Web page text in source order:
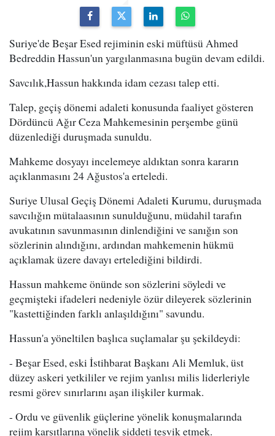
Suriye'de Beşar Esed rejiminin eski müftüsü Ahmed
Bedreddin Hassun'un yargılanmasına bugün devam edildi.
Savcılık,Hassun hakkında idam cezası talep etti.
Talep, geçiş dönemi adaleti konusunda faaliyet gösteren
Dördüncü Ağır Ceza Mahkemesinin perşembe günü
düzenlediği duruşmada sunuldu.
Mahkeme dosyayı incelemeye aldıktan sonra kararın
açıklanmasını 24 Ağustos'a erteledi.
Suriye Ulusal Geçiş Dönemi Adaleti Kurumu, duruşmada
savcılığın mütalaasının sunulduğunu, müdahil tarafın
avukatının savunmasının dinlendiğini ve sanığın son
sözlerinin alındığını, ardından mahkemenin hükmü
açıklamak üzere davayı ertelediğini bildirdi.
Hassun mahkeme önünde son sözlerini söyledi ve
geçmişteki ifadeleri nedeniyle özür dileyerek sözlerinin
"kastettiğinden farklı anlaşıldığını" savundu.
Hassun'a yöneltilen başlıca suçlamalar şu şekildeydi:
- Beşar Esed, eski İstihbarat Başkanı Ali Memluk, üst
düzey askeri yetkililer ve rejim yanlısı milis liderleriyle
resmi görev sınırlarını aşan ilişkiler kurmak.
- Ordu ve güvenlik güçlerine yönelik konuşmalarında
rejim karşıtlarına yönelik şiddeti teşvik etmek.